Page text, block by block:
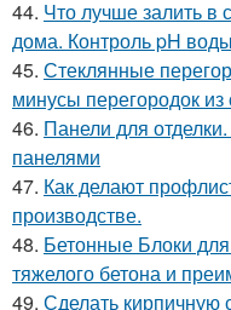
44. Что лучше залить в
дома. Контроль pH
45. Стеклянные
минусы перегородок из
46. Панели для
панелями
47. Как делают
производстве.
48. Бетонные Блоки
тяжелого бетона и
49. Сделать кирпичную